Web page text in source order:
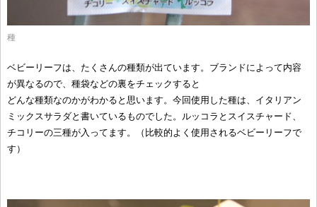
種
ベビーリーフは、たくさんの種類が出ています。ブランドによって内容
が異なるので、種袋などの裏をチェックすると
どんな種類なのかがわかると思います。今回使用した種は、イタリアン
ミックスサラダと書いているものでした。ルッコラとスイスチャード、
チコリーの三種が入ってます。（比較的よく使用されるベビーリーフで
す）